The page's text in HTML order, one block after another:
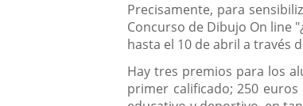
Precisamente, para
Concurso de Dibujo On line
hasta el 10 de abril a través
Hay tres premios para los
primer calificado; 250